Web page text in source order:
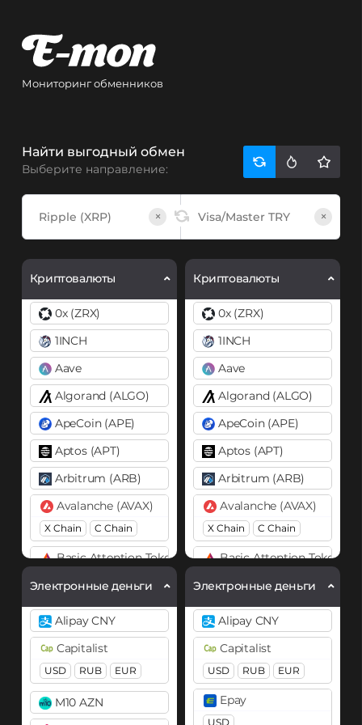
Мониторинг обменников
Найти выгодный обмен
Выберите направление:
× ×
Криптовалюты
0x (ZRX)
1INCH
Aave
Algorand (ALGO)
ApeCoin (APE)
Aptos (APT)
Arbitrum (ARB)
Avalanche (AVAX)
X Chain C Chain
Basic Attention Token (BAT)
Binance Coin (BNB)
BEP20
Bitcoin (BTC)
BTC
BEP20
Lightning
AVAXC
Электронные деньги
Alipay CNY
Capitalist
USD RUB EUR
M10 AZN
Криптовалюты
0x (ZRX)
1INCH
Aave
Algorand (ALGO)
ApeCoin (APE)
Aptos (APT)
Arbitrum (ARB)
Avalanche (AVAX)
X Chain C Chain
Basic Attention Token
Binance Coin (BNB)
BEP20 BEP2
Bitcoin (BTC)
BTC
BEP20
Lightning
AVAXC
Электронные деньги
Alipay CNY
Capitalist
USD RUB EUR
Epay
USD